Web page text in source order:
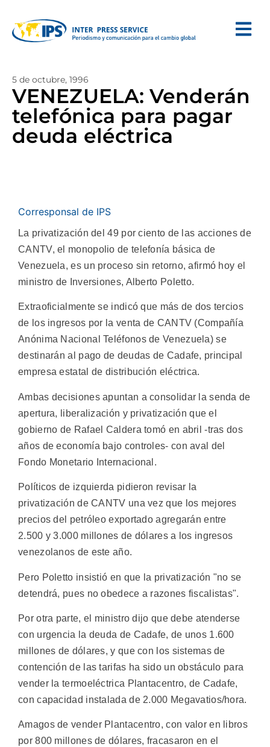
5 de octubre, 1996
VENEZUELA: Venderán
telefónica para pagar
deuda eléctrica
Corresponsal de IPS
La privatización del 49 por ciento de las acciones de
CANTV, el monopolio de telefonía básica de
Venezuela, es un proceso sin retorno, afirmó hoy el
ministro de Inversiones, Alberto Poletto.
Extraoficialmente se indicó que más de dos tercios
de los ingresos por la venta de CANTV (Compañía
Anónima Nacional Teléfonos de Venezuela) se
destinarán al pago de deudas de Cadafe, principal
empresa estatal de distribución eléctrica.
Ambas decisiones apuntan a consolidar la senda de
apertura, liberalización y privatización que el
gobierno de Rafael Caldera tomó en abril -tras dos
años de economía bajo controles- con aval del
Fondo Monetario Internacional.
Políticos de izquierda pidieron revisar la
privatización de CANTV una vez que los mejores
precios del petróleo exportado agregarán entre
2.500 y 3.000 millones de dólares a los ingresos
venezolanos de este año.
Pero Poletto insistió en que la privatización "no se
detendrá, pues no obedece a razones fiscalistas".
Por otra parte, el ministro dijo que debe atenderse
con urgencia la deuda de Cadafe, de unos 1.600
millones de dólares, y que con los sistemas de
contención de las tarifas ha sido un obstáculo para
vender la termoeléctrica Plantacentro, de Cadafe,
con capacidad instalada de 2.000 Megavatios/hora.
Amagos de vender Plantacentro, con valor en libros
por 800 millones de dólares, fracasaron en el